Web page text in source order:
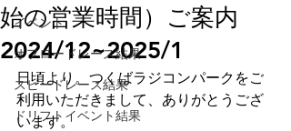
イベント
オフロードレース結果
スピードレース結果
ドリフトイベント結果
始の営業時間）ご案内
2024/12~2025/1
日頃より。つくばラジコンパークをご
利用いただきまして、ありがとうござ
います。